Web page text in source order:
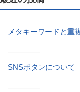
メタキーワードと重
SNSボタンについて